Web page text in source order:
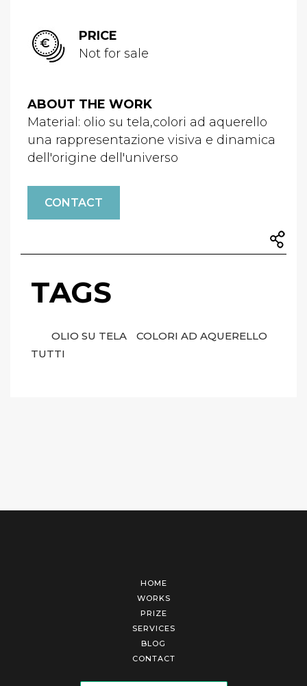
PRICE
Not for sale
ABOUT THE WORK
Material: olio su tela,colori ad aquerello
una rappresentazione visiva e dinamica
dell'origine dell'universo
CONTACT
TAGS
OLIO SU TELA
COLORI AD AQUERELLO
TUTTI
HOME
WORKS
PRIZE
SERVICES
BLOG
CONTACT